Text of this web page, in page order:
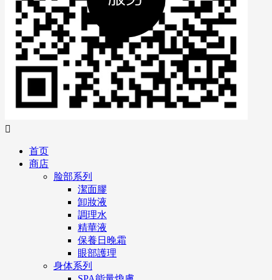

首页
商店
脸部系列
潔面膠
卸妝液
調理水
精華液
保養日晚霜
眼部護理
身体系列